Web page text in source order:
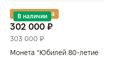
Золотая карта
В наличии
302 000 ₽
303 000 ₽
Монета "Юбилей 80-летие